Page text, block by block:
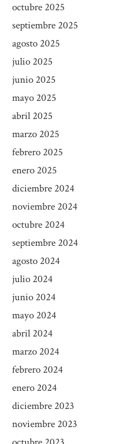
octubre 2025
septiembre 2025
agosto 2025
julio 2025
junio 2025
mayo 2025
abril 2025
marzo 2025
febrero 2025
enero 2025
diciembre 2024
noviembre 2024
octubre 2024
septiembre 2024
agosto 2024
julio 2024
junio 2024
mayo 2024
abril 2024
marzo 2024
febrero 2024
enero 2024
diciembre 2023
noviembre 2023